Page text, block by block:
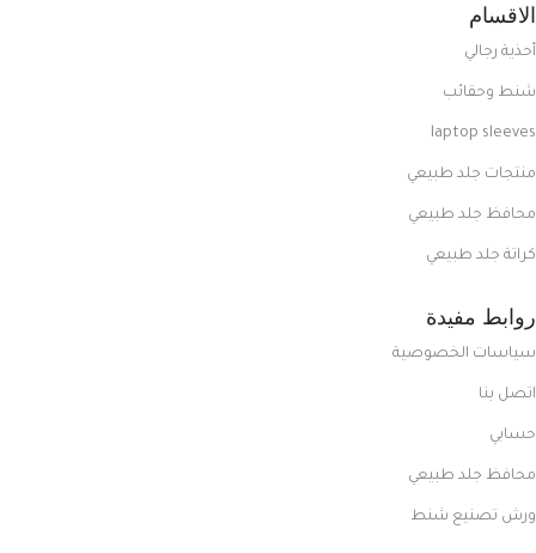
الاقسام
أحذية رجالي
شنط وحقائب
laptop sleeves
منتجات جلد طبيعي
محافظ جلد طبيعي
كراتة جلد طبيعي
روابط مفيدة
سياسات الخصوصية
اتصل بنا
حسابي
محافظ جلد طبيعي
ورش تصنيع شنط